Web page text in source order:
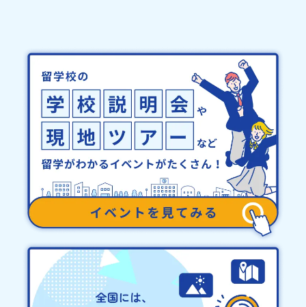
連絡無しでの不参加またはプログラム開始後の解除：100％・催行中
止について天候などの状況等によって開催を見合わせる可能性があ
ります。その場合は原則、開催日1週間前までにご連絡いたします。
又、最少催行人数に達しなかった場合は、開催日3週間前までに催行
中止の旨をメールにてご連絡いたします。・よくあるご質問その
他、よくあるご質問についてはこちらをご確認ください。運営団体
について＜プログラム主催：一般財団法人地域・教育魅力化プラッ
トフォーム＞「意志ある若者にあふれる持続可能な地域・社会をつ
くる」というビジョンを掲げ、2017年3月に島根県に設立した教育
事業団体です。日本全国約200の高校と連携しながら、中学卒業後に
地域の枠を越えて生徒一人ひとりの夢や価値観に合った地域・学校
で1〜3年間過ごすことができるシステム「地域みらい留学」をはじ
めとした、教育事業や地域活性モデルをつくり続けています。名
称：一般財団法人地域・教育魅力化プラットフォーム設 立：2017
年3月代表者：岩本 悠所在地：〒690-0842 島根県松江市東本町二
丁目25-6 みらいBASE2階 その他所在地公式HP：http://c-
platform.or.jp/お問い合わせ先担当：小川・小原E-mail：
info@miratabi.jp「おためし地域留学体験」のプログラム開催情報
を公式LINEにて配信中！ぜひご登録ください♪地域みらい留学公式
LINE